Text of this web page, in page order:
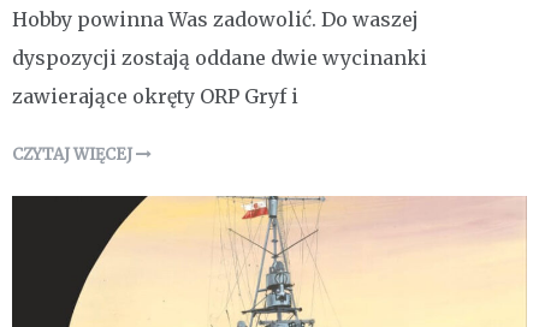
Hobby powinna Was zadowolić. Do waszej
dyspozycji zostają oddane dwie wycinanki
zawierające okręty ORP Gryf i
CZYTAJ WIĘCEJ